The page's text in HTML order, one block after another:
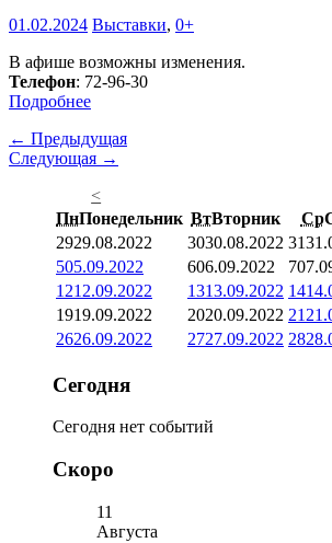
01.02.2024 Выставки, 0+
В афише возможны изменения.
Телефон: 72-96-30
Подробнее
← Предыдущая
Следующая →
<
ПнПонедельник ВтВторник Ср
2929.08.2022 3030.08.2022 31
505.09.2022 606.09.2022 7
1212.09.2022 1313.09.2022 14
1919.09.2022 2020.09.2022 21
2626.09.2022 2727.09.2022 28
Сегодня
Сегодня нет событий
Скоро
11
Августа